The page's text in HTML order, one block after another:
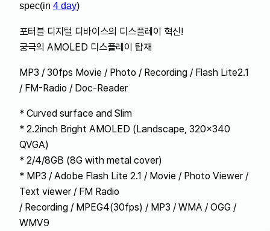
spec(in 4 day)
포터블 디지털 디바이스의 디스플레이 혁신!
궁극의 AMOLED 디스플레이 탑재
MP3 / 30fps Movie / Photo / Recording / Flash Lite2.1
/ FM-Radio / Doc-Reader
* Curved surface and Slim
* 2.2inch Bright AMOLED (Landscape, 320×340
QVGA)
* 2/4/8GB (8G with metal cover)
* MP3 / Adobe Flash Lite 2.1 / Movie / Photo Viewer /
Text viewer / FM Radio
/ Recording / MPEG4(30fps) / MP3 / WMA / OGG /
WMV9